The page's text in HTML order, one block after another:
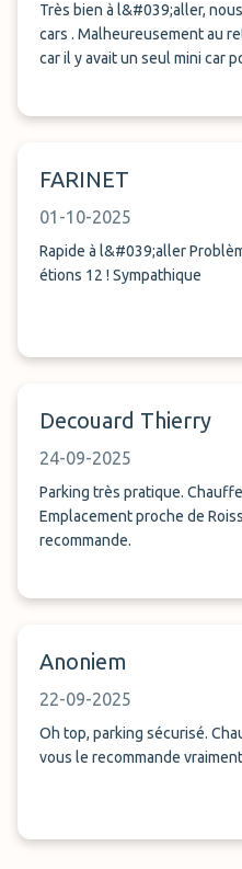
Très bien à l&#039;aller, nous étions 12
cars . Malheureusement au
car il y avait un seul mini car
FARINET
01-10-2025
Rapide à l&#039;aller Problème de véhicule au retour : nous
étions 12 ! Sympathique
Decouard Thierry
24-09-2025
Parking très pratique.
Emplacement proche de
recommande.
Anoniem
22-09-2025
Oh top, parking sécurisé. Chauffeur aimable , ponctuel. Je
vous le recommande vraiment